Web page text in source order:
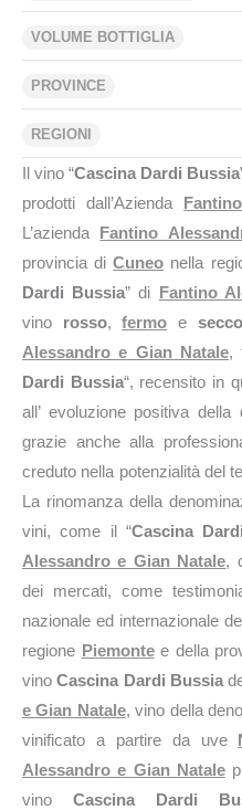
VOLUME BOTTIGLIA
PROVINCE
REGIONI
Il vino “Cascina Dardi Bussia
prodotti dall’Azienda
L’azienda Fantino
provincia diCuneo nella
Dardi Bussia” di Fantino
vino rosso,fermo e secco
Alessandro e Gian Natale,
Dardi Bussia“, recensito in
all’ evoluzione positiva della
grazie anche alla
creduto nella potenzialità del
La rinomanza della
vini, come il “Cascina
Alessandro e Gian Natale,
dei mercati, come
nazionale ed internazionale
regione Piemontee della
vinoCascina Dardi Bussia
e Gian Natale, vino della
vinificato a partire da uve
Alessandro e Gian Natale
vino Cascina Dardi